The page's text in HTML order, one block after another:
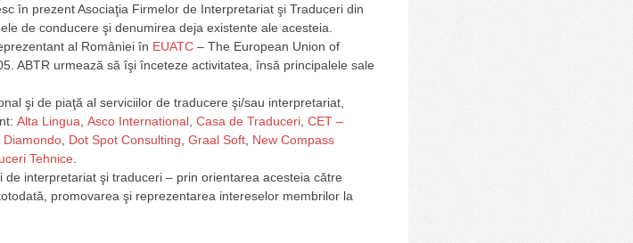
în prezent Asociaţia Firmelor de Interpretariat şi Traduceri din
de conducere şi denumirea deja existente ale acesteia.
al României în EUATC – The European Union of
ABTR urmează să îşi înceteze activitatea, însă principalele sale
şi de piaţă al serviciilor de traducere şi/sau interpretariat,
Alta Lingua Asco International Casa de Traduceri CET –
Diamondo Dot Spot Consulting Graal Soft New Compass
Tehnice
interpretariat şi traduceri – prin orientarea acesteia către
promovarea şi reprezentarea intereselor membrilor la